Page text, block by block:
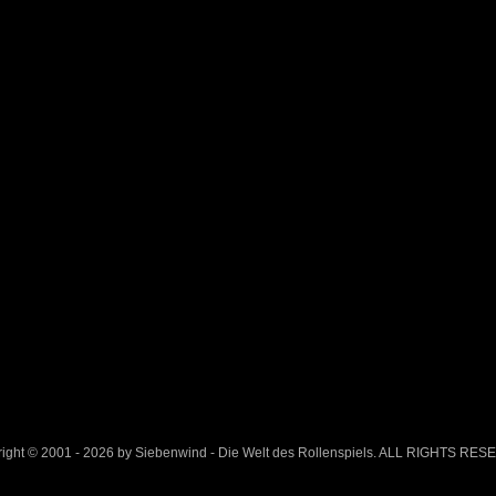
© 2001 - 2026 by Siebenwind - Die Welt des Rollenspiels. ALL RIGHTS